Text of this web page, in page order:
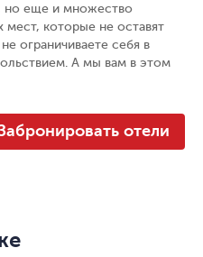
но еще и множество
мест, которые не оставят
ограничиваете себя в
А мы вам в этом
отели